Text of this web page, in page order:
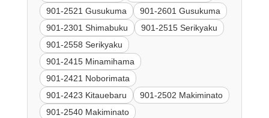
901-2521 Gusukuma
901-2601 Gusukuma
901-2301 Shimabuku
901-2515 Serikyaku
901-2558 Serikyaku
901-2415 Minamihama
901-2421 Noborimata
901-2423 Kitauebaru
901-2502 Makiminato
901-2540 Makiminato